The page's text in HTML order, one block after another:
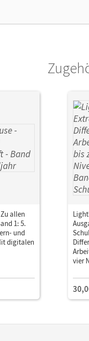
allen
1: 5.
und
digitalen
vier